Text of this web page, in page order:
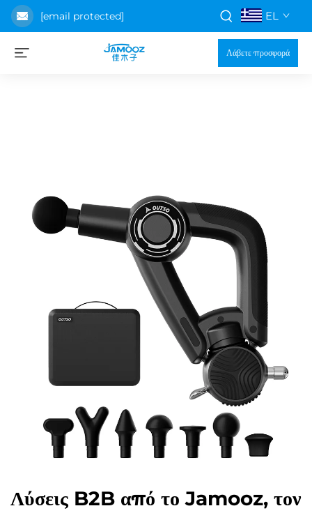
[email protected] EL
Λάβετε προσφορά
Λύσεις B2B από το Jamooz, τον